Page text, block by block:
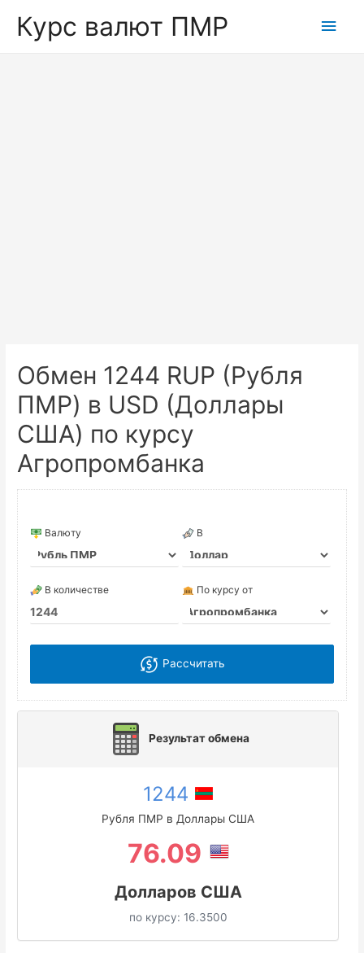
Курс валют ПМР
Обмен 1244 RUP (Рубля
ПМР) в USD (Доллары
США) по курсу
Агропромбанка
Валюту В
В количестве По курсу от
Рассчитать
Результат обмена
1244
Рубля ПМР в Доллары США
76.09
Долларов США
по курсу: 16.3500